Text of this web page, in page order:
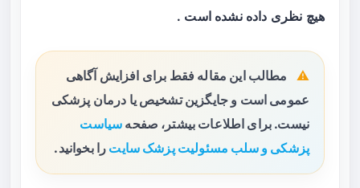
هیچ نظری داده نشده است .
مطالب این مقاله فقط برای افزایش آگاهی
عمومی است و جایگزین تشخیص یا درمان پزشکی
نیست. برای اطلاعات بیشتر، صفحه سیاست
پزشکی و سلب مسئولیت پزشک سایت را بخوانید.